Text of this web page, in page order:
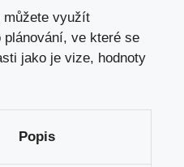
můžete využít
plánování, ve které se
jako je vize, hodnoty
Popis